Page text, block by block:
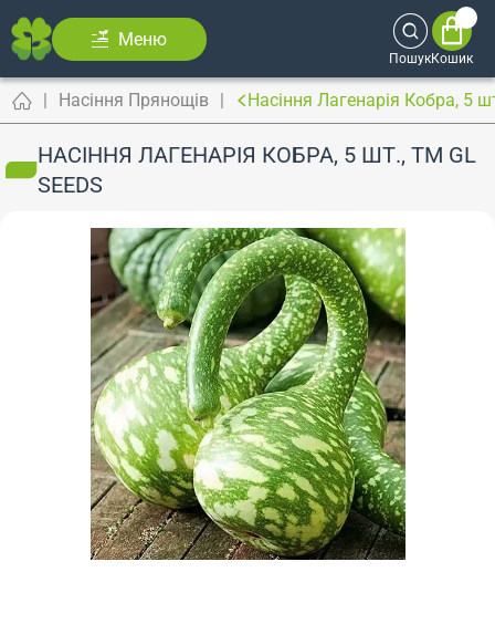
Меню
ПошукКошик
Насіння Прянощів Насіння Лагенарія Кобра, 5
НАСІННЯ ЛАГЕНАРІЯ КОБРА, 5 ШТ., ТМ GL
SEEDS